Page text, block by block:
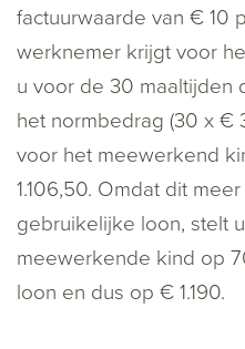
factuurwaarde van € 10
werknemer krijgt voor
u voor de 30 maaltijden
het normbedrag (30 x €
voor het meewerkend
1.106,50. Omdat dit
gebruikelijke loon, stelt
meewerkende kind op
loon en dus op € 1.190.